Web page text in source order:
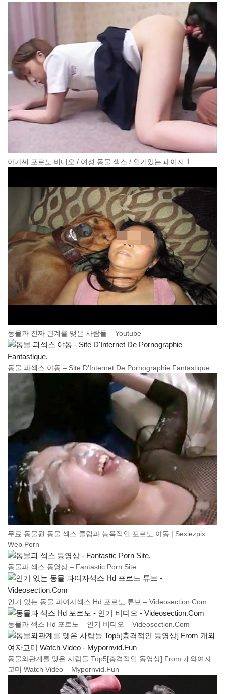
아가씨 포르노 비디오 / 여성 동물 섹스 / 인기있는 페이지 1
동물과 진짜 관계를 맺은 사람들 – Youtube
동물 과섹스 야동 – Site D’Internet De Pornographie Fantastique.
무료 동물원 동물 섹스 클립과 능욕적인 포르노 야동 | Sexiezpix
Web Porn
동물과 섹스 동영상 – Fantastic Porn Site.
인기 있는 동물 과여자섹스 Hd 포르노 튜브 – Videosection.Com
동물과 섹스 Hd 포르노 – 인기 비디오 – Videosection.Com
동물와관계를 맺은 사람들 Top5[충격적인 동영상] From 개와여자
교미 Watch Video – Mypornvid.Fun